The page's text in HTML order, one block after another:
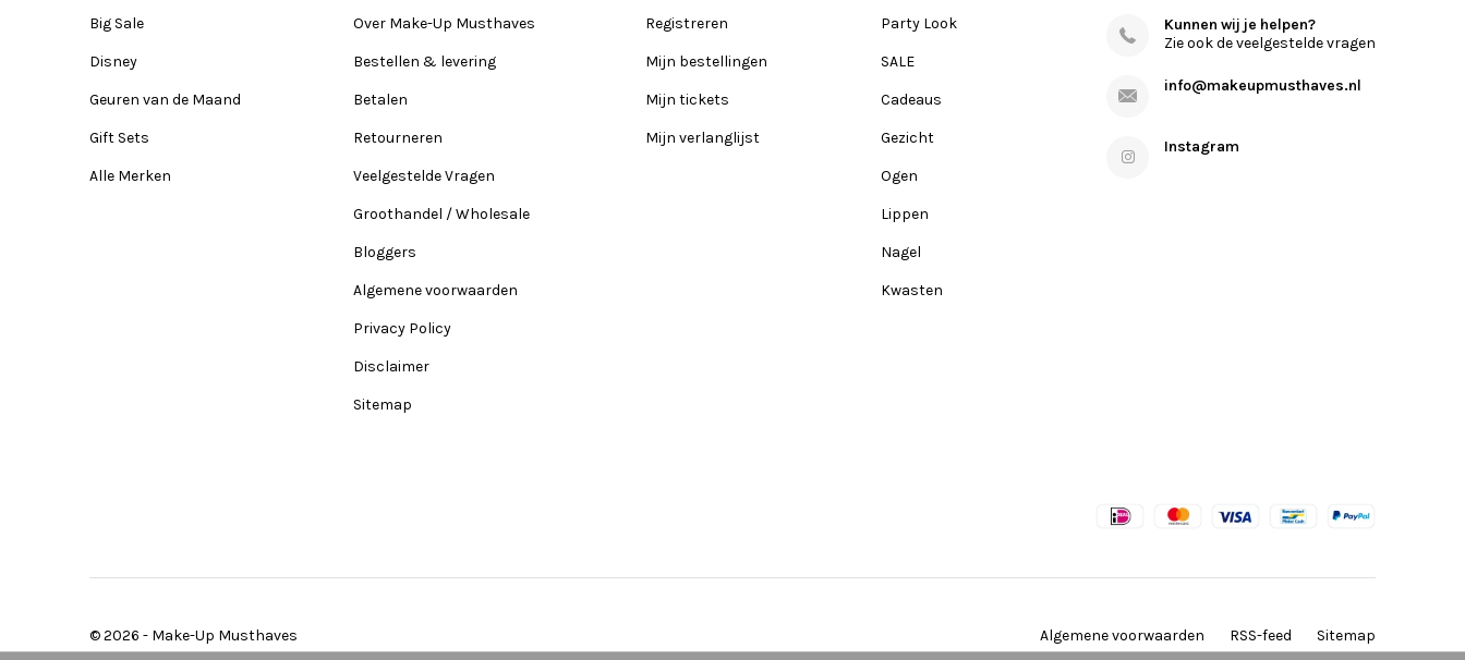
Big Sale
Disney
Geuren van de Maand
Gift Sets
Alle Merken
Over Make-Up Musthaves
Bestellen & levering
Betalen
Retourneren
Veelgestelde Vragen
Groothandel / Wholesale
Bloggers
Algemene voorwaarden
Privacy Policy
Disclaimer
Sitemap
Registreren
Mijn bestellingen
Mijn tickets
Mijn verlanglijst
Party Look
SALE
Cadeaus
Gezicht
Ogen
Lippen
Nagel
Kwasten
Kunnen wij je helpen?
Zie ook de veelgestelde vragen
info@makeupmusthaves.nl
Instagram
© 2026 - Make-Up Musthaves Algemene voorwaarden RSS-feed Sitemap